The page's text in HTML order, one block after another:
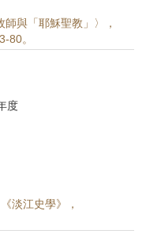
師與「耶穌聖教」〉，
80。
度
淡江史學》，